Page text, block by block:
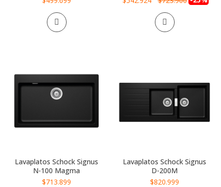
Lavaplatos Schock Signus
N-100 Magma
$713.899
Lavaplatos Schock Signus
D-200M
$820.999